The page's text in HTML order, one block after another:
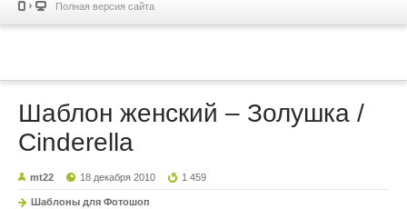
Полная версия сайта
Шаблон женский – Золушка /
Cinderella
mt22 18 декабря 2010 1 459
Шаблоны для Фотошоп